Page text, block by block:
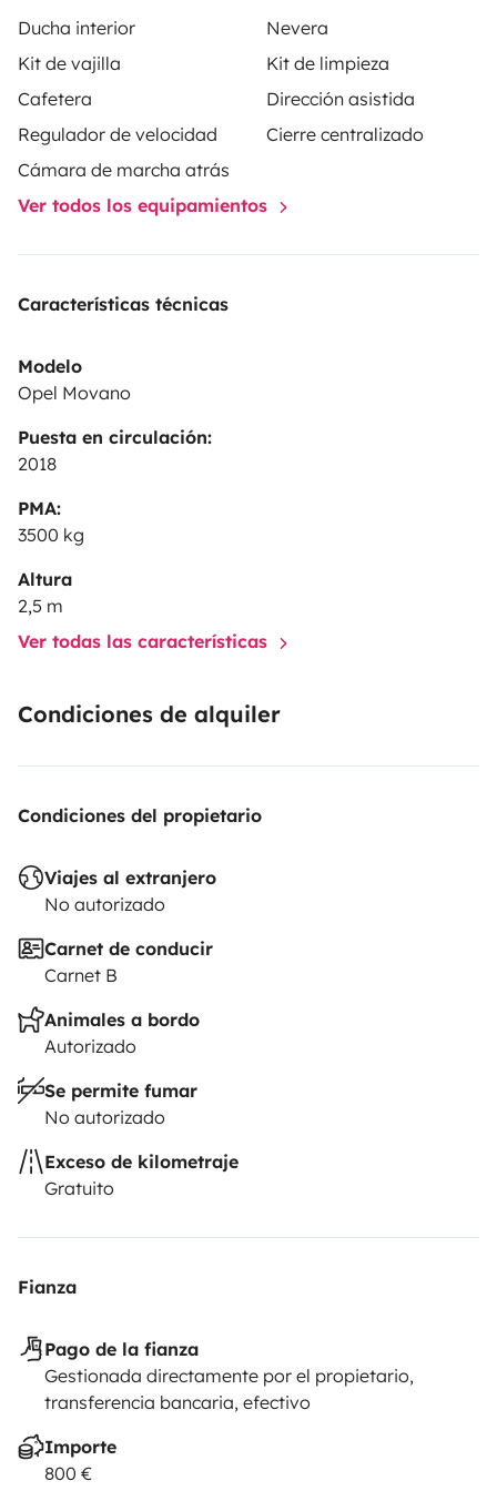
conectado incluso en los lugares más remotos con
Starlink(Internet satelital de alta velocidad) por
€/semana
Viaja con tu mejor amigo: Aceptamos
mascotas (consultar condiciones) con un suplemento
de limpieza de50 €
Ducha interior
Nevera
Kit de vajilla
Kit de limpieza
Cafetera
Dirección asistida
Regulador de velocidad
Cierre centralizado
Cámara de marcha atrás
Ver todos los equipamientos
Características técnicas
Modelo
Opel Movano
Puesta en circulación:
2018
PMA:
3500 kg
Altura
2,5 m
Ver todas las características
Condiciones de alquiler
Condiciones del propietario
Viajes al extranjero
No autorizado
Carnet de conducir
Carnet B
Animales a bordo
Autorizado
Se permite fumar
No autorizado
Exceso de kilometraje
Gratuito
Fianza
Pago de la fianza
Gestionada directamente por el propietario,
transferencia bancaria, efectivo
Importe
800 €